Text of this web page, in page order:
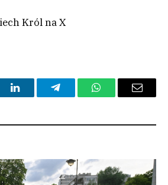
Król na X
LinkedInTelegramWhatsAppEmail